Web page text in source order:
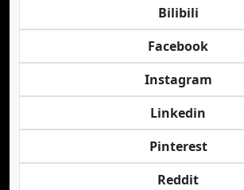
Bilibili
Facebook
Instagram
Linkedin
Pinterest
Reddit